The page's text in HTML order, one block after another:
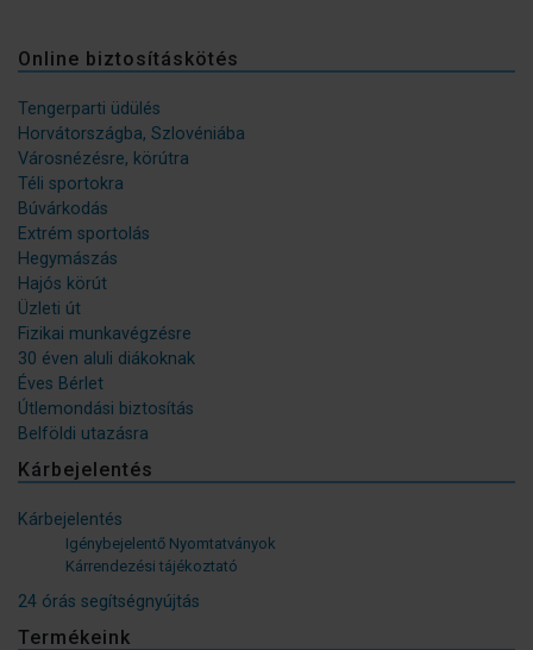
Online biztosításkötés
Tengerparti üdülés
Horvátországba, Szlovéniába
Városnézésre, körútra
Téli sportokra
Búvárkodás
Extrém sportolás
Hegymászás
Hajós körút
Üzleti út
Fizikai munkavégzésre
30 éven aluli diákoknak
Éves Bérlet
Útlemondási biztosítás
Belföldi utazásra
Kárbejelentés
Kárbejelentés
Igénybejelentő Nyomtatványok
Kárrendezési tájékoztató
24 órás segítségnyújtás
Termékeink